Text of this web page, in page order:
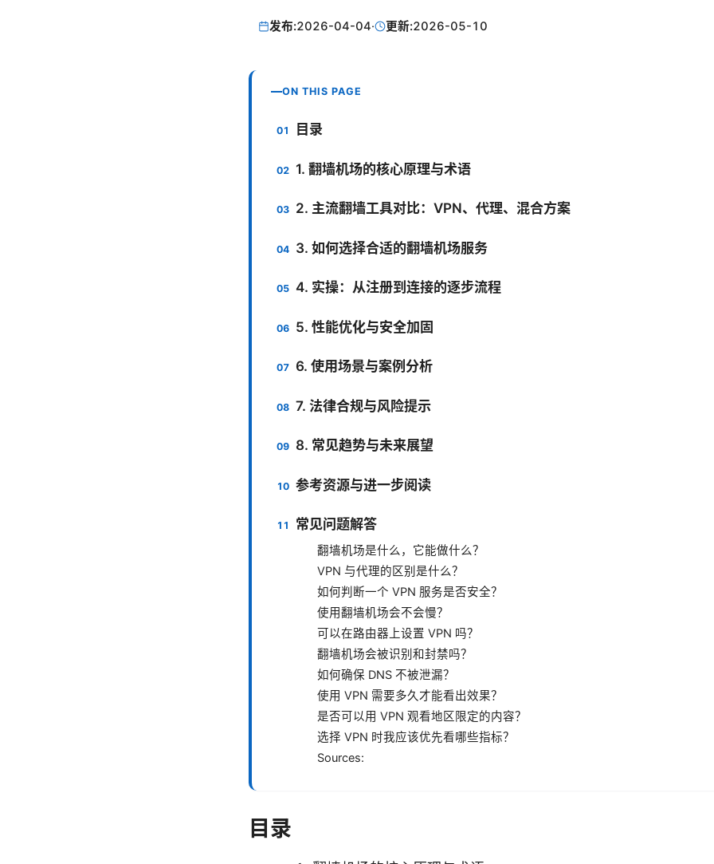
发布:2026-04-04· 更新:2026-05-10
ON THIS PAGE
目录
1. 翻墙机场的核心原理与术语
2. 主流翻墙工具对比：VPN、代理、混合方案
3. 如何选择合适的翻墙机场服务
4. 实操：从注册到连接的逐步流程
5. 性能优化与安全加固
6. 使用场景与案例分析
7. 法律合规与风险提示
8. 常见趋势与未来展望
参考资源与进一步阅读
常见问题解答
翻墙机场是什么，它能做什么？
VPN 与代理的区别是什么？
如何判断一个 VPN 服务是否安全？
使用翻墙机场会不会慢？
可以在路由器上设置 VPN 吗？
翻墙机场会被识别和封禁吗？
如何确保 DNS 不被泄漏？
使用 VPN 需要多久才能看出效果？
是否可以用 VPN 观看地区限定的内容？
选择 VPN 时我应该优先看哪些指标？
Sources:
目录